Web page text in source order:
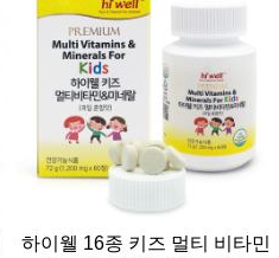
하이웰 16종 키즈 멀티 비타민